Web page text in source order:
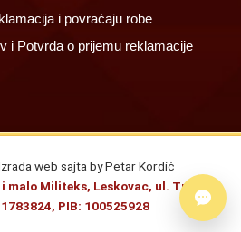
i povraćaju robe
i Potvrda o prijemu reklamacije
web sajta by Petar Kordić
Militeks, Leskovac, ul. Trg
PIB: 100525928